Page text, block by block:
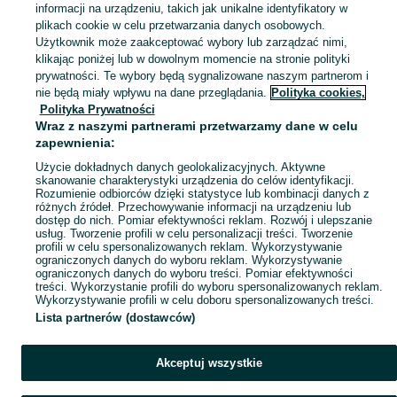
KATEGORIA
Skorzystaj z największego serwisu ogłoszeniowego - Lasocin i okolice! Kupuj to, czego pragniesz i sprzedawaj to, czego już nie potrzebujesz! Zobacz
Mapa kategorii
Mapa miejscowości
Mapa ministron
Popularne wyszukiwania
informacji na urządzeniu, takich jak unikalne identyfikatory w
plikach cookie w celu przetwarzania danych osobowych.
Użytkownik może zaakceptować wybory lub zarządzać nimi,
klikając poniżej lub w dowolnym momencie na stronie polityki
prywatności. Te wybory będą sygnalizowane naszym partnerom i
nie będą miały wpływu na dane przeglądania. Polityka cookies,
Polityka Prywatności
Wraz z naszymi partnerami przetwarzamy dane w celu
zapewnienia:
Użycie dokładnych danych geolokalizacyjnych. Aktywne
skanowanie charakterystyki urządzenia do celów identyfikacji.
Rozumienie odbiorców dzięki statystyce lub kombinacji danych z
różnych źródeł. Przechowywanie informacji na urządzeniu lub
dostęp do nich. Pomiar efektywności reklam. Rozwój i ulepszanie
usług. Tworzenie profili w celu personalizacji treści. Tworzenie
profili w celu spersonalizowanych reklam. Wykorzystywanie
ograniczonych danych do wyboru reklam. Wykorzystywanie
ograniczonych danych do wyboru treści. Pomiar efektywności
treści. Wykorzystanie profili do wyboru spersonalizowanych reklam.
Wykorzystywanie profili w celu doboru spersonalizowanych treści.
Lista partnerów (dostawców)
Akceptuj wszystkie